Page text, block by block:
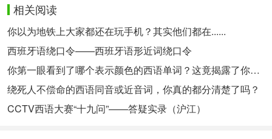
Amigas por siempre, unidas contra todo en la vida.
永远的朋友，总会一起面对生活的风风雨雨。
No es fácil conocerse en un mundo tan grande.
世界这么大，能遇见，不容易。
相关阅读
你以为地铁上大家都还在玩手机？其实他们都在......
西班牙语绕口令——西班牙语形近词绕口令
你第一眼看到了哪个表示颜色的西语单词？这竟揭露了你的特点！
绕死人不偿命的西语同音或近音词，你真的都分清楚了吗？
CCTV西语大赛“十九问”——答疑实录（沪江）